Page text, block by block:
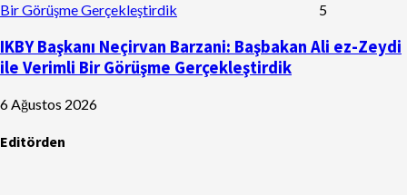
Bir Görüşme Gerçekleştirdik 5
IKBY Başkanı Neçirvan Barzani: Başbakan Ali ez-Zeydi
ile Verimli Bir Görüşme Gerçekleştirdik
6 Ağustos 2026
Editörden